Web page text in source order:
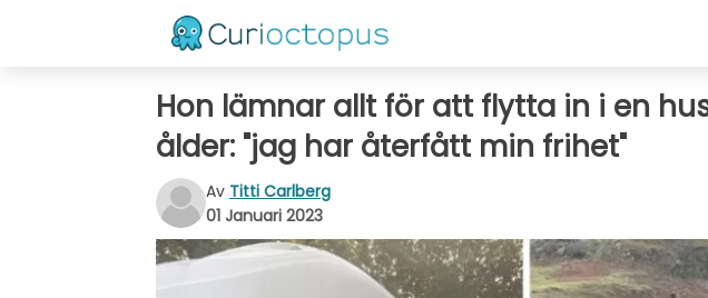
Hon lämnar allt för att flytta in i en
ålder: "jag har återfått min frihet"
Av Titti Carlberg
01 Januari 2023